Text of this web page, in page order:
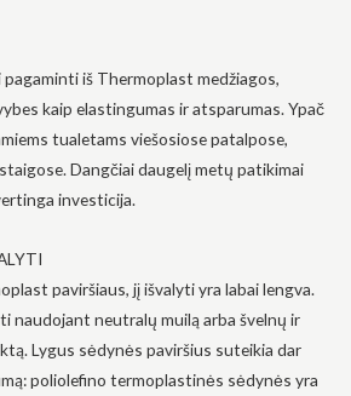
iš Thermoplast medžiagos,
kaip elastingumas ir atsparumas. Ypač
tualetams viešosiose patalpose,
Dangčiai daugelį metų patikimai
investicija.
paviršiaus, jį išvalyti yra labai lengva.
naudojant neutralų muilą arba švelnų ir
Lygus sėdynės paviršius suteikia dar
poliolefino termoplastinės sėdynės yra